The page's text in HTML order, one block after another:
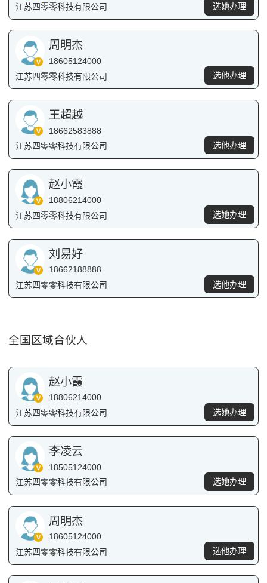
江苏四零零科技有限公司 选她办理
周明杰
18605124000
江苏四零零科技有限公司 选他办理
王超越
18662583888
江苏四零零科技有限公司 选他办理
赵小霞
18806214000
江苏四零零科技有限公司 选她办理
刘易好
18662188888
江苏四零零科技有限公司 选他办理
全国区域合伙人
赵小霞
18806214000
江苏四零零科技有限公司 选她办理
李凌云
18505124000
江苏四零零科技有限公司 选她办理
周明杰
18605124000
江苏四零零科技有限公司 选他办理